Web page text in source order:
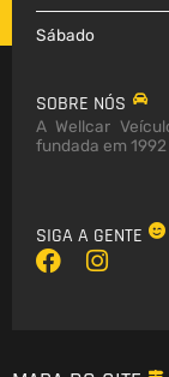
Sábado
SOBRE NÓS
A Wellcar
fundada em
SIGA A GENTE
F
I